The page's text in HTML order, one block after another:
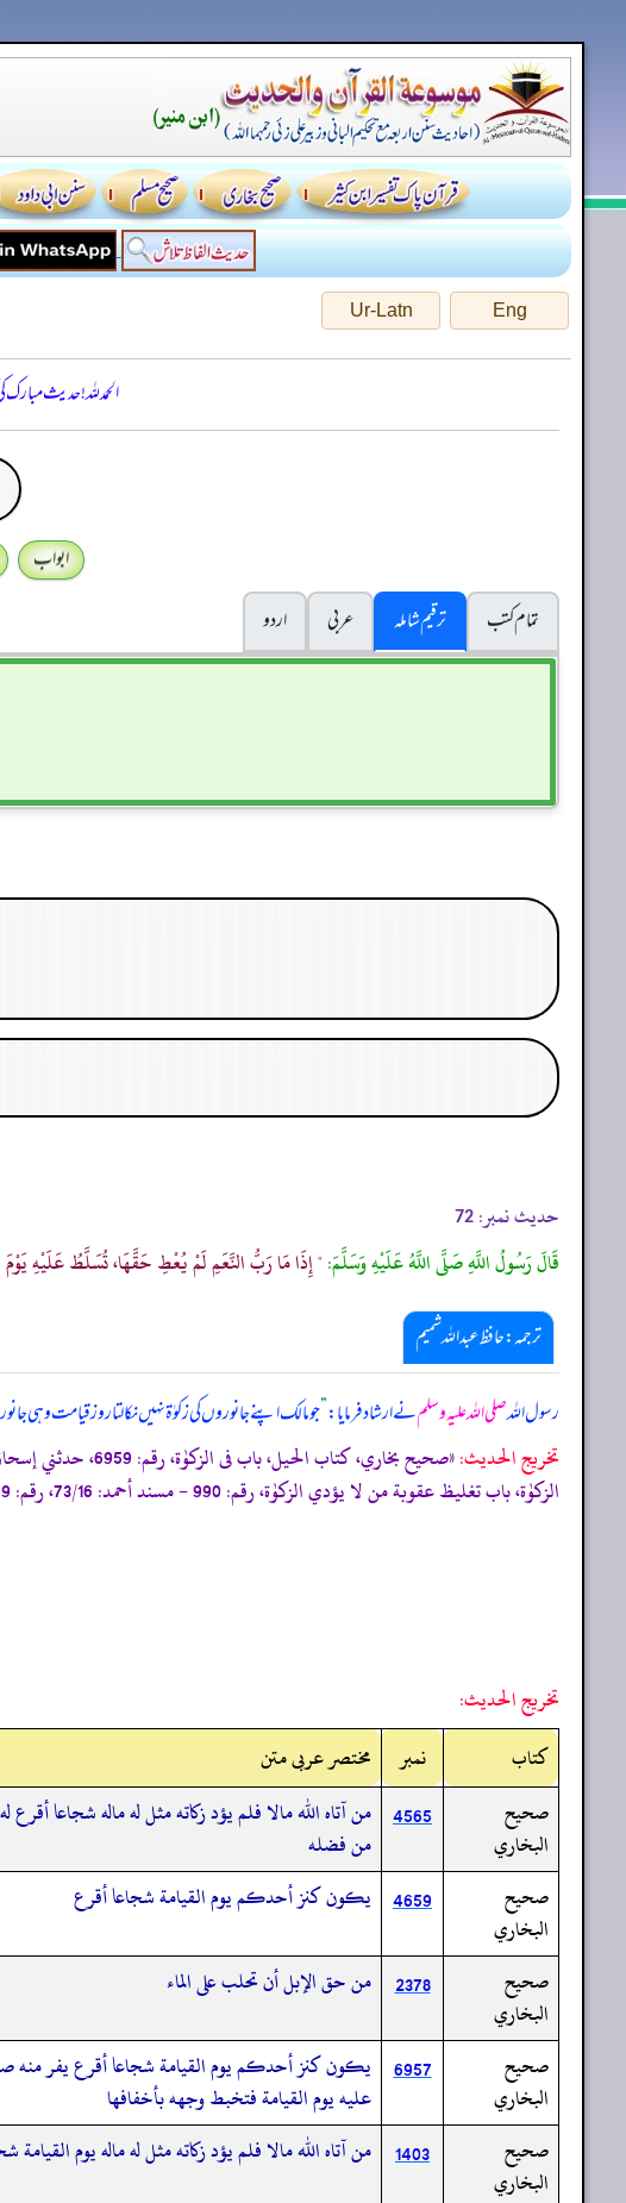
Eng
Ur-Latn
الحمدللہ! حدیث
ابواب
تمام کتب
ترقیم شاملہ عربی
اردو
حدیث نمبر: 72
قَالَ رَسُولُ اللَّهِ صَلَّى اللَّهُ عَلَيْهِ وَسَلَّمَ:" إِذَا مَا رَبُّ النَّعَمِ لَمْ يُعْطِ حَقَّهَا، تُسَلَّطُ عَلَيْهِ يَوْمَ
ترجمہ:حافظ عبداللہ شمیم
رسول اللہصلی اللہ علیہ وسلمنے ارشاد فرمایا:”جو مالک اپنے جانوروں کی زکوٰۃ نہیں نکالتا روز قیامت
تخریج الحدیث:
«صحيح بخاري،
الزكوٰة، باب تغليظ عقوبة من لا يؤدي الزكوٰة، رقم: 990 - مسند أحمد: 73/16، رقم: 73/1869 - شرح السنة، رقم: 1562.»
تخريج الحديث:
کتاب
نمبر
مختصر عربی متن
صحيح
البخاري
4565 من آتاه الله مالا فلم يؤد زكاته مثل له ماله شجاعا
من فضله
صحيح
البخاري
4659 يكون كنز أحدكم يوم القيامة شجاعا أقرع
صحيح
البخاري
2378 من حق الإبل أن تحلب على الماء
صحيح
البخاري
6957
يكون كنز أحدكم يوم القيامة شجاعا أقرع يفر منه
عليه يوم القيامة فتخبط وجهه بأخفافها
صحيح
البخاري
1403 من آتاه الله مالا فلم يؤد زكاته مثل له ماله يوم